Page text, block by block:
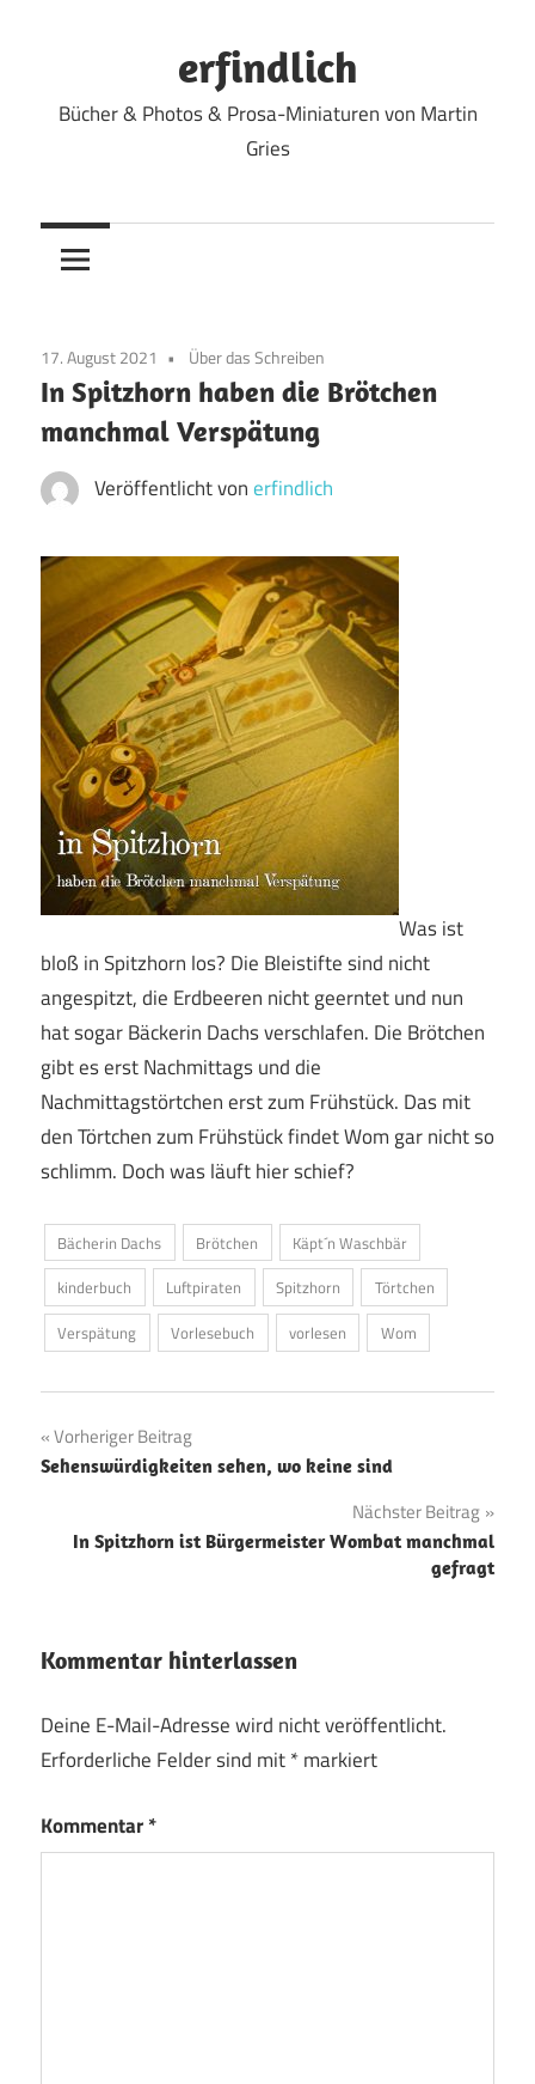
erfindlich
Bücher & Photos & Prosa-Miniaturen von Martin
Gries
17. August 2021 Über das Schreiben
In Spitzhorn haben die Brötchen
manchmal Verspätung
Veröffentlicht vonerfindlich
Was ist
bloß in Spitzhorn los? Die Bleistifte sind nicht
angespitzt, die Erdbeeren nicht geerntet und nun
hat sogar Bäckerin Dachs verschlafen. Die Brötchen
gibt es erst Nachmittags und die
Nachmittagstörtchen erst zum Frühstück. Das mit
den Törtchen zum Frühstück findet Wom gar nicht so
schlimm. Doch was läuft hier schief?
Bächerin Dachs Brötchen
Käpt´n Waschbär
kinderbuch
Luftpiraten Spitzhorn
Törtchen
Verspätung
Vorlesebuch vorlesen Wom
Beitragsnavigation
Vorheriger Beitrag
Sehenswürdigkeiten sehen, wo keine sind
Nächster Beitrag
In Spitzhorn ist Bürgermeister Wombat manchmal
gefragt
Kommentar hinterlassen
Deine E-Mail-Adresse wird nicht veröffentlicht.
Erforderliche Felder sind mit*markiert
Kommentar*